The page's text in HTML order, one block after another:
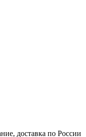
доставка по России